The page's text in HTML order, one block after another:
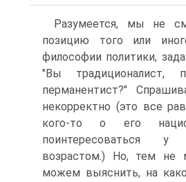
Разумеется, мы не
позицию того или
философии политики,
"Вы традиционалист,
перманентист?"
некорректно (это все
кого-то о его
поинтересоваться
возрастом.) Но, тем не
можем выяснить, на